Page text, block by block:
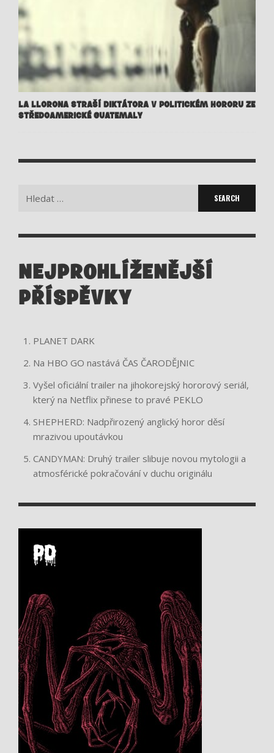
LA LLORONA STRAŠÍ DIKTÁTORA V POLITICKÉM HORORU ZE
STŘEDOAMERICKÉ GUATEMALY
NEJPROHLÍŽENĚJŠÍ
PŘÍSPĚVKY
PLANET DARK
Na HBO GO nastává ČAS ČARODĚJNIC
Vyšel oficiální trailer na jihokorejský hororový seriál,
který na Netflix přinese to pravé PEKLO
SHEPHERD: Nadpřirozený anglický horor děsí
mrazivou upoutávkou
CANDYMAN: Druhý trailer slibuje novou mytologii a
atmosférické pokračování v duchu originálu